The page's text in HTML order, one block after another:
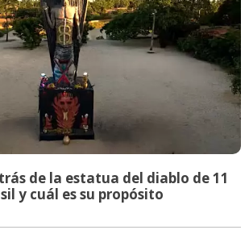
de la estatua del diablo de 11
y cuál es su propósito